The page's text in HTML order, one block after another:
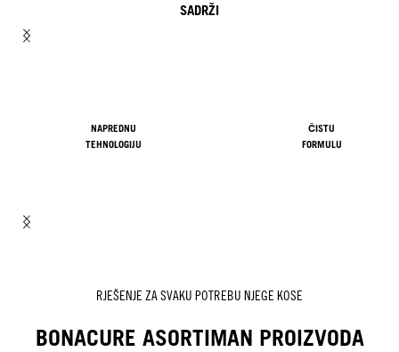
SADRŽI
NAPREDNU
TEHNOLOGIJU
ČISTU
FORMULU
RJEŠENJE ZA SVAKU POTREBU NJEGE KOSE
BONACURE ASORTIMAN PROIZVODA